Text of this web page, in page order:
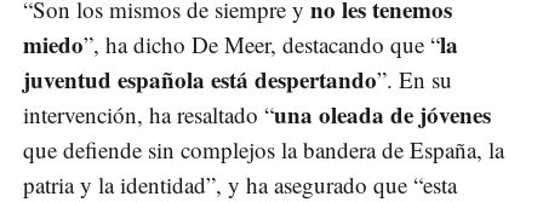
“Son los mismos de siempre y no les tenemos
miedo”, ha dicho De Meer, destacando que “la
juventud española está despertando”. En su
intervención, ha resaltado “una oleada de jóvenes
que defiende sin complejos la bandera de España, la
patria y la identidad”, y ha asegurado que “esta